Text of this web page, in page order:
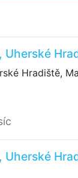
Uherské
Hradiště,
Uherské